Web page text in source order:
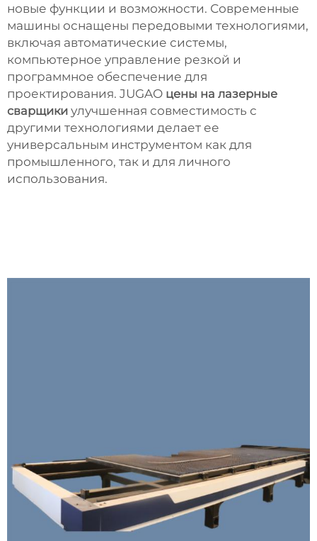
новые функции и возможности. Современные
машины оснащены передовыми технологиями,
включая автоматические системы,
компьютерное управление резкой и
программное обеспечение для
проектирования. JUGAO цены на лазерные
сварщики улучшенная совместимость с
другими технологиями делает ее
универсальным инструментом как для
промышленного, так и для личного
использования.